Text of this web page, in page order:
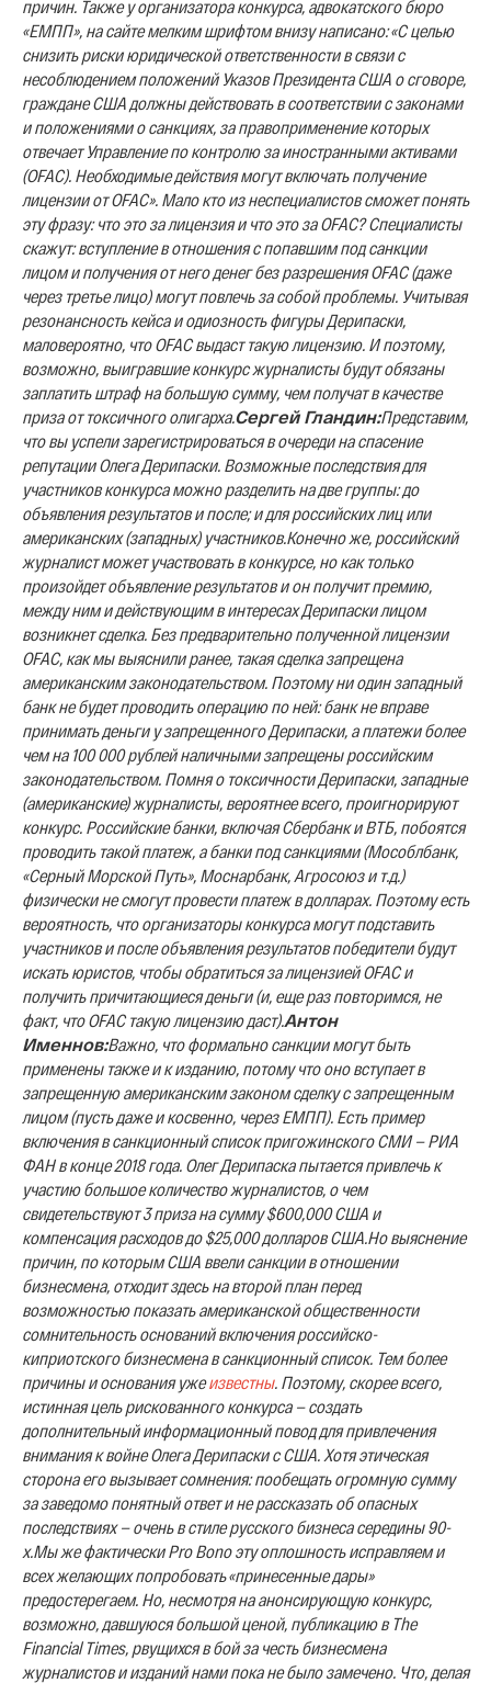
причин. Также у организатора конкурса, адвокатского бюро
«ЕМПП», на сайте мелким шрифтом внизу написано: «С целью
снизить риски юридической ответственности в связи с
несоблюдением положений Указов Президента США о сговоре,
граждане США должны действовать в соответствии с законами
и положениями о санкциях, за правоприменение которых
отвечает Управление по контролю за иностранными активами
(OFAC). Необходимые действия могут включать получение
лицензии от OFAC». Мало кто из неспециалистов сможет понять
эту фразу: что это за лицензия и что это за OFAC? Специалисты
скажут: вступление в отношения с попавшим под санкции
лицом и получения от него денег без разрешения OFAC (даже
через третье лицо) могут повлечь за собой проблемы. Учитывая
резонансность кейса и одиозность фигуры Дерипаски,
маловероятно, что OFAC выдаст такую лицензию. И поэтому,
возможно, выигравшие конкурс журналисты будут обязаны
заплатить штраф на большую сумму, чем получат в качестве
приза от токсичного олигарха.Сергей Гландин:Представим,
что вы успели зарегистрироваться в очереди на спасение
репутации Олега Дерипаски. Возможные последствия для
участников конкурса можно разделить на две группы: до
объявления результатов и после; и для российских лиц или
американских (западных) участников.Конечно же, российский
журналист может участвовать в конкурсе, но как только
произойдет объявление результатов и он получит премию,
между ним и действующим в интересах Дерипаски лицом
возникнет сделка. Без предварительно полученной лицензии
OFAC, как мы выяснили ранее, такая сделка запрещена
американским законодательством. Поэтому ни один западный
банк не будет проводить операцию по ней: банк не вправе
принимать деньги у запрещенного Дерипаски, а платежи более
чем на 100 000 рублей наличными запрещены российским
законодательством. Помня о токсичности Дерипаски, западные
(американские) журналисты, вероятнее всего, проигнорируют
конкурс. Российские банки, включая Сбербанк и ВТБ, побоятся
проводить такой платеж, а банки под санкциями (Мособлбанк,
«Серный Морской Путь», Моснарбанк, Агросоюз и т.д.)
физически не смогут провести платеж в долларах. Поэтому есть
вероятность, что организаторы конкурса могут подставить
участников и после объявления результатов победители будут
искать юристов, чтобы обратиться за лицензией OFAC и
получить причитающиеся деньги (и, еще раз повторимся, не
факт, что OFAC такую лицензию даст).Антон
Именнов:Важно, что формально санкции могут быть
применены также и к изданию, потому что оно вступает в
запрещенную американским законом сделку с запрещенным
лицом (пусть даже и косвенно, через ЕМПП). Есть пример
включения в санкционный список пригожинского СМИ — РИА
ФАН в конце 2018 года. Олег Дерипаска пытается привлечь к
участию большое количество журналистов, о чем
свидетельствуют 3 приза на сумму $600,000 США и
компенсация расходов до $25,000 долларов США. Но выяснение
причин, по которым США ввели санкции в отношении
бизнесмена, отходит здесь на второй план перед
возможностью показать американской общественности
сомнительность оснований включения российско-
киприотского бизнесмена в санкционный список. Тем более
причины и основания ужеизвестны. Поэтому, скорее всего,
истинная цель рискованного конкурса — создать
дополнительный информационный повод для привлечения
внимания к войне Олега Дерипаски с США. Хотя этическая
сторона его вызывает сомнения: пообещать огромную сумму
за заведомо понятный ответ и не рассказать об опасных
последствиях — очень в стиле русского бизнеса середины 90-
х.Мы же фактически Pro Bono эту оплошность исправляем и
всех желающих попробовать «принесенные дары»
предостерегаем. Но, несмотря на анонсирующую конкурс,
возможно, давшуюся большой ценой, публикацию в The
Financial Times, рвущихся в бой за честь бизнесмена
журналистов и изданий нами пока не было замечено. Что, делая